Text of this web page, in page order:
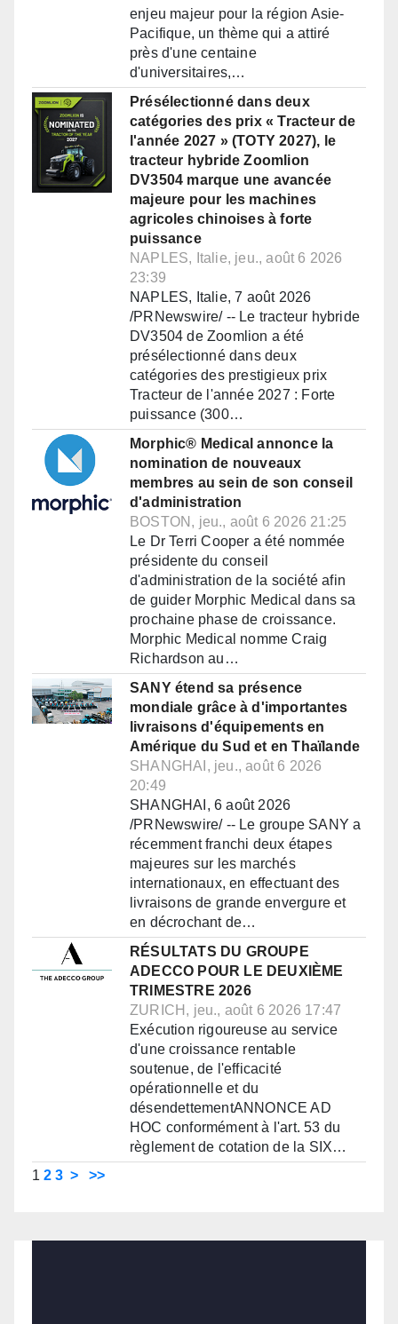
enjeu majeur pour la région Asie-
Pacifique, un thème qui a attiré
près d'une centaine
d'universitaires,…
Présélectionné dans deux
catégories des prix « Tracteur de
l'année 2027 » (TOTY 2027), le
tracteur hybride Zoomlion
DV3504 marque une avancée
majeure pour les machines
agricoles chinoises à forte
puissance
NAPLES, Italie, jeu., août 6 2026
23:39
NAPLES, Italie, 7 août 2026
/PRNewswire/ -- Le tracteur hybride
DV3504 de Zoomlion a été
présélectionné dans deux
catégories des prestigieux prix
Tracteur de l'année 2027 : Forte
puissance (300…
Morphic® Medical annonce la
nomination de nouveaux
membres au sein de son conseil
d'administration
BOSTON, jeu., août 6 2026 21:25
Le Dr Terri Cooper a été nommée
présidente du conseil
d'administration de la société afin
de guider Morphic Medical dans sa
prochaine phase de croissance.
Morphic Medical nomme Craig
Richardson au…
SANY étend sa présence
mondiale grâce à d'importantes
livraisons d'équipements en
Amérique du Sud et en Thaïlande
SHANGHAI, jeu., août 6 2026
20:49
SHANGHAI, 6 août 2026
/PRNewswire/ -- Le groupe SANY a
récemment franchi deux étapes
majeures sur les marchés
internationaux, en effectuant des
livraisons de grande envergure et
en décrochant de…
RÉSULTATS DU GROUPE
ADECCO POUR LE DEUXIÈME
TRIMESTRE 2026
ZURICH, jeu., août 6 2026 17:47
Exécution rigoureuse au service
d'une croissance rentable
soutenue, de l'efficacité
opérationnelle et du
désendettementANNONCE AD
HOC conformément à l'art. 53 du
règlement de cotation de la SIX…
1 2 3 > >>